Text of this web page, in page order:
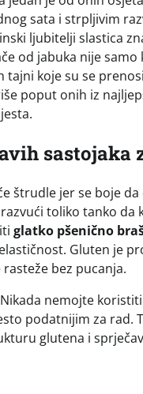
sata i strpljivim
ljubitelji slastica
od jabuka nije
koje su se
poput onih iz
sastojaka
štrudle jer se boje
toliko tanko
glatko pšenično
Gluten je
bez pucanja.
nemojte
podatnijim za rad.
glutena i